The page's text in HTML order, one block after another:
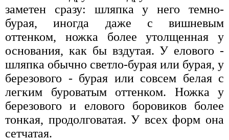
заметен сразу: шляпка у него темно-
бурая, иногда даже с вишневым
оттенком, ножка более утолщенная у
основания, как бы вздутая. У елового -
шляпка обычно светло-бурая или бурая, у
березового - бурая или совсем белая с
легким буроватым оттенком. Ножка у
березового и елового боровиков более
тонкая, продолговатая. У всех форм она
сетчатая.